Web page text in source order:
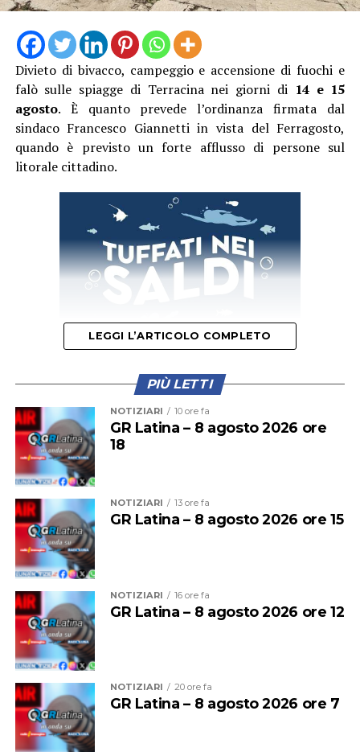
Divieto di bivacco, campeggio e accensione di fuochi e
falò sulle spiagge di Terracina nei giorni di 14 e 15
agosto. È quanto prevede l’ordinanza firmata dal
sindaco Francesco Giannetti in vista del Ferragosto,
quando è previsto un forte afflusso di persone sul
litorale cittadino.
Il provvedimento disciplina anche la somministrazione
di bevande alcoliche e le attività di intrattenimento
musicale e danzante, con l’obiettivo di prevenire
situazioni di criticità legate agli assembramenti e
all’utilizzo improprio delle spiagge.
Per entrambe le giornate sarà quindi vietato
campeggiare e accendere fuochi o falò
LEGGI L’ARTICOLO COMPLETO
PIÙ LETTI
NOTIZIARI 10 ore fa
GR Latina – 8 agosto 2026 ore
18
NOTIZIARI 13 ore fa
GR Latina – 8 agosto 2026 ore 15
NOTIZIARI 16 ore fa
GR Latina – 8 agosto 2026 ore 12
NOTIZIARI 20 ore fa
GR Latina – 8 agosto 2026 ore 7